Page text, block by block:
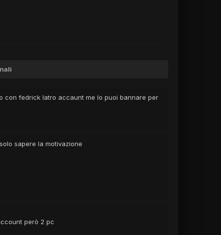
con fedrick latro accaunt me lo puoi bannare per
sapere la motivazione
però 2 pc